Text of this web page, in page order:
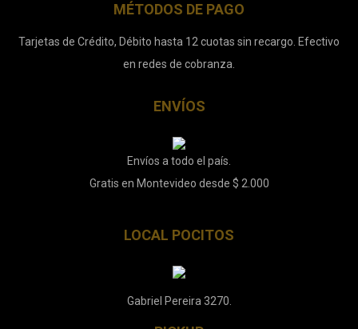
MÉTODOS DE PAGO
Tarjetas de Crédito, Débito hasta 12 cuotas sin recargo. Efectivo
en redes de cobranza.
ENVÍOS
Envíos a todo el país.
Gratis en Montevideo desde $ 2.000
LOCAL POCITOS
Gabriel Pereira 3270.